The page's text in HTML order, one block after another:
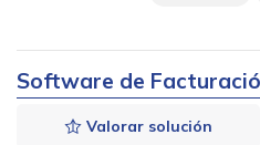
Software de
Valorar solución